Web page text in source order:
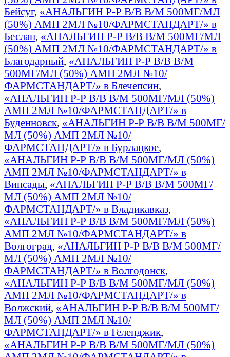
Бейсуг, «АНАЛЬГИН Р-Р В/В В/М 500МГ/МЛ
(50%) АМП 2МЛ №10/ФАРМСТАНДАРТ/» в
Беслан, «АНАЛЬГИН Р-Р В/В В/М 500МГ/МЛ
(50%) АМП 2МЛ №10/ФАРМСТАНДАРТ/» в
Благодарный, «АНАЛЬГИН Р-Р В/В В/М
500МГ/МЛ (50%) АМП 2МЛ №10/
ФАРМСТАНДАРТ/» в Блечепсин,
«АНАЛЬГИН Р-Р В/В В/М 500МГ/МЛ (50%)
АМП 2МЛ №10/ФАРМСТАНДАРТ/» в
Буденновск, «АНАЛЬГИН Р-Р В/В В/М 500МГ/
МЛ (50%) АМП 2МЛ №10/
ФАРМСТАНДАРТ/» в Бурлацкое,
«АНАЛЬГИН Р-Р В/В В/М 500МГ/МЛ (50%)
АМП 2МЛ №10/ФАРМСТАНДАРТ/» в
Винсады, «АНАЛЬГИН Р-Р В/В В/М 500МГ/
МЛ (50%) АМП 2МЛ №10/
ФАРМСТАНДАРТ/» в Владикавказ,
«АНАЛЬГИН Р-Р В/В В/М 500МГ/МЛ (50%)
АМП 2МЛ №10/ФАРМСТАНДАРТ/» в
Волгоград, «АНАЛЬГИН Р-Р В/В В/М 500МГ/
МЛ (50%) АМП 2МЛ №10/
ФАРМСТАНДАРТ/» в Волгодонск,
«АНАЛЬГИН Р-Р В/В В/М 500МГ/МЛ (50%)
АМП 2МЛ №10/ФАРМСТАНДАРТ/» в
Волжский, «АНАЛЬГИН Р-Р В/В В/М 500МГ/
МЛ (50%) АМП 2МЛ №10/
ФАРМСТАНДАРТ/» в Геленджик,
«АНАЛЬГИН Р-Р В/В В/М 500МГ/МЛ (50%)